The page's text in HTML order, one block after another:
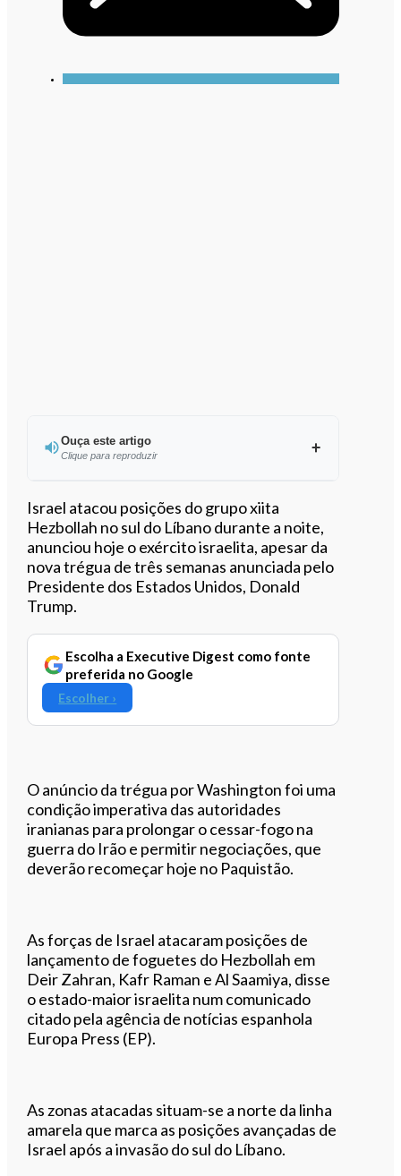
Ouça este artigo
Clique para reproduzir
Ouvir este artigo
Israel atacou posições do grupo xiita
Hezbollah no sul do Líbano durante a noite,
anunciou hoje o exército israelita, apesar da
nova trégua de três semanas anunciada pelo
Presidente dos Estados Unidos, Donald
Trump.
Escolha a Executive Digest como fonte
preferida no Google
Escolher ›
O anúncio da trégua por Washington foi uma
condição imperativa das autoridades
iranianas para prolongar o cessar-fogo na
guerra do Irão e permitir negociações, que
deverão recomeçar hoje no Paquistão.
As forças de Israel atacaram posições de
lançamento de foguetes do Hezbollah em
Deir Zahran, Kafr Raman e Al Saamiya, disse
o estado-maior israelita num comunicado
citado pela agência de notícias espanhola
Europa Press (EP).
As zonas atacadas situam-se a norte da linha
amarela que marca as posições avançadas de
Israel após a invasão do sul do Líbano.